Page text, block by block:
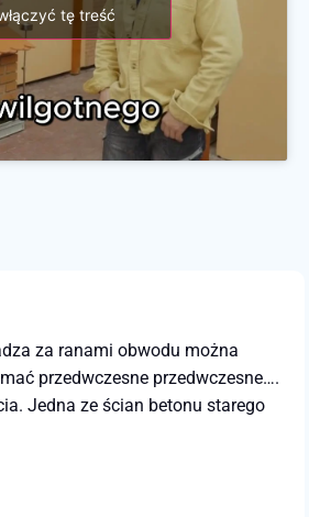
tę treść
za ranami obwodu można
przedwczesne przedwczesne….
Jedna ze ścian betonu starego